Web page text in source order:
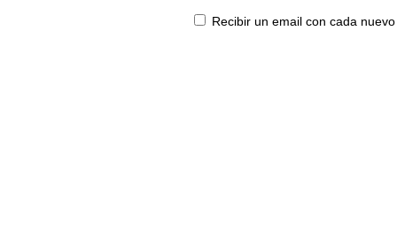
Recibir un email con cada